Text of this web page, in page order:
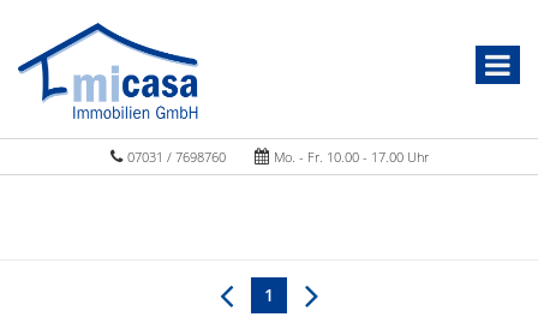
07031 / 7698760 Mo. - Fr. 10.00 - 17.00 Uhr
1